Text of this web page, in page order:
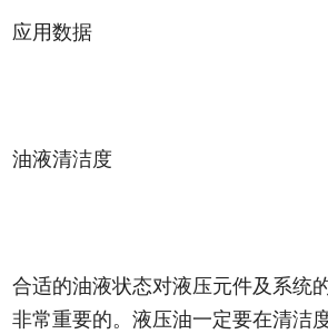
应用数据
油液清洁度
合适的油液状态对液压元件及系统
非常重要的。液压油一定要在清洁